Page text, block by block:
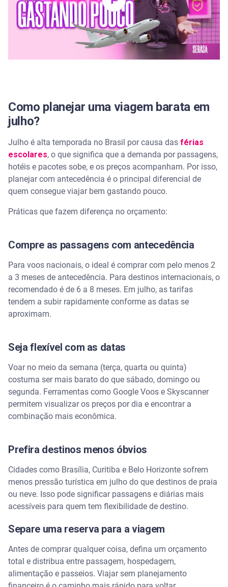
Curitiba
Belo Horizonte
Fortaleza
Recife
Maceió
Porto de Galinhas
Use ferramentas de busca
Escolha bem os dias para voar
Compre com antecedência
Atenção à bagagem
Checklist para economizar em passagens e
hospedagem
Viagem internacional barata em julho vale a pena?
Buenos Aires
Santiago
La Paz
Bogotá
Como viajar barato em julho com crianças?
Como planejar uma viagem barata em
julho?
Julho é alta temporada no Brasil por causa das férias
escolares, o que significa que a demanda por passagens,
hotéis e pacotes sobe, e os preços acompanham. Por isso,
planejar com antecedência é o principal diferencial de
quem consegue viajar bem gastando pouco.
Práticas que fazem diferença no orçamento:
Compre as passagens com antecedência
Para voos nacionais, o ideal é comprar com pelo menos 2
a 3 meses de antecedência. Para destinos internacionais, o
recomendado é de 6 a 8 meses. Em julho, as tarifas
tendem a subir rapidamente conforme as datas se
aproximam.
Seja flexível com as datas
Voar no meio da semana (terça, quarta ou quinta)
costuma ser mais barato do que sábado, domingo ou
segunda. Ferramentas como Google Voos e Skyscanner
permitem visualizar os preços por dia e encontrar a
combinação mais econômica.
Prefira destinos menos óbvios
Cidades como Brasília, Curitiba e Belo Horizonte sofrem
menos pressão turística em julho do que destinos de praia
ou neve. Isso pode significar passagens e diárias mais
acessíveis para quem tem flexibilidade de destino.
Separe uma reserva para a viagem
Antes de comprar qualquer coisa, defina um orçamento
total e distribua entre passagem, hospedagem,
alimentação e passeios. Viajar sem planejamento